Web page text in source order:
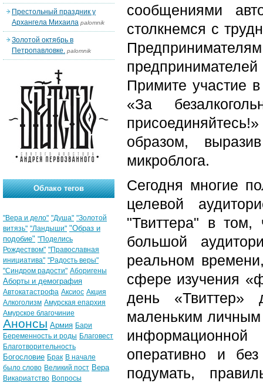
сообщениями
столкнемся с
Примите участие
«За
образом,
микроблога.
Сегодня многие
целевой
"Твиттера" в том,
большой
реальном
сфере изучения
день «Твиттер»
маленьким
оперативно и
подумать,
Престольный праздник у
Архангела Михаила palomnik
Золотой октябрь в
Петропавловке. palomnik
Облако тегов
"Вера и дело" "Душа" "Золотой
витязь" "Ландыши" "Образ и
подобие" "Поделись
Рождеством" "Православная
инициатива" "Радость веры"
"Синдром радости" Аборигены
Аборты и демография
Автокатастрофа Аксиос Акция
Алкоголизм Амурская епархия
Амурское благочиние
Анонсы Армия Бари
Беременность и роды Благовест
Благотворительность
Богословие Брак В начале
было слово Великий пост Вера
Викариатство Вопросы